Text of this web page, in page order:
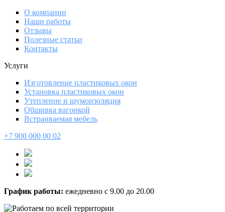
О компании
Наши работы
Отзывы
Полезные статьи
Контакты
Услуги
Изготовление пластиковых окон
Установка пластиковых окон
Утепление и шумоизоляция
Обшивка вагонкой
Встраиваемая мебель
+7 900 000 00 02
График работы: ежедневно с 9.00 до 20.00